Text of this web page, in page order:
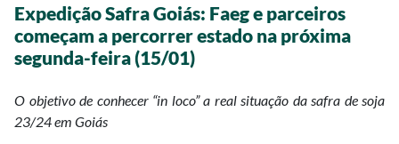
Expedição Safra Goiás: Faeg e parceiros
começam a percorrer estado na próxima
segunda-feira (15/01)
O objetivo de conhecer “in loco” a real situação da safra de soja
23/24 em Goiás